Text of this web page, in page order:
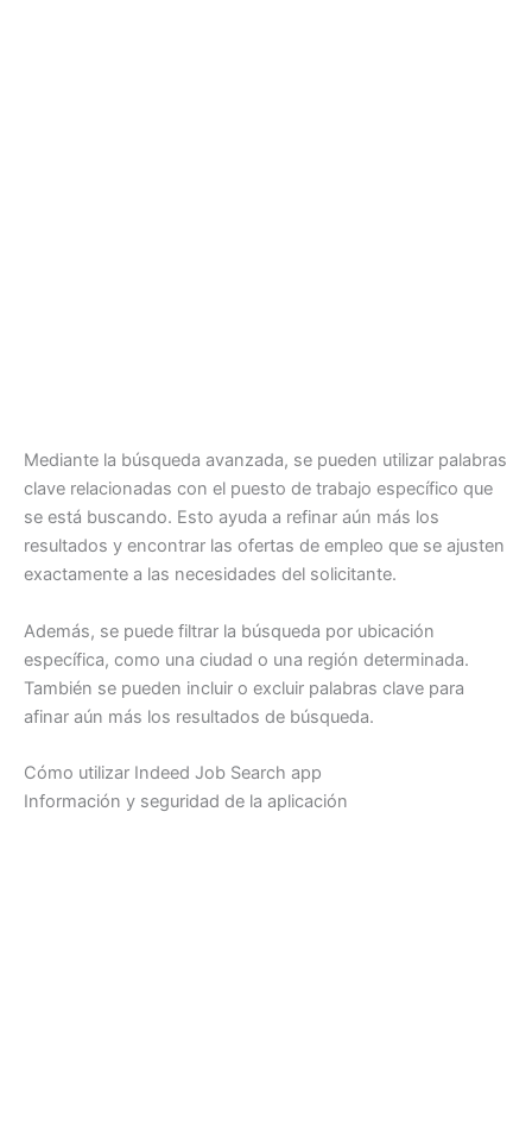
Mediante la búsqueda avanzada, se pueden utilizar palabras
clave relacionadas con el puesto de trabajo específico que
se está buscando. Esto ayuda a refinar aún más los
resultados y encontrar las ofertas de empleo que se ajusten
exactamente a las necesidades del solicitante.
Además, se puede filtrar la búsqueda por ubicación
específica, como una ciudad o una región determinada.
También se pueden incluir o excluir palabras clave para
afinar aún más los resultados de búsqueda.
Cómo utilizar Indeed Job Search app
Información y seguridad de la aplicación